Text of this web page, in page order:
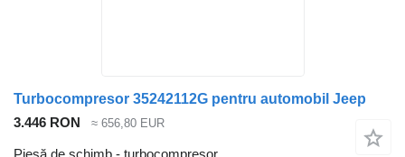
Turbocompresor 35242112G pentru automobil Jeep
3.446 RON
≈ 656,80 EUR
Piesă de schimb - turbocompresor